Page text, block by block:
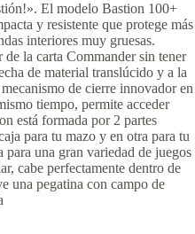
El modelo Bastion 100+
y resistente que protege más
interiores muy gruesas.
la carta Commander sin tener
de material translúcido y a la
de cierre innovador en
tiempo, permite acceder
está formada por 2 partes
para tu mazo y en otra para tu
para una gran variedad de juegos
cabe perfectamente dentro de
una pegatina con campo de